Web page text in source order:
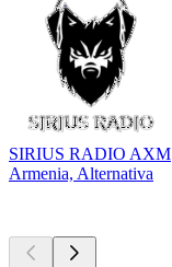
SIRIUS RADIO AXM
Armenia, Alternativa